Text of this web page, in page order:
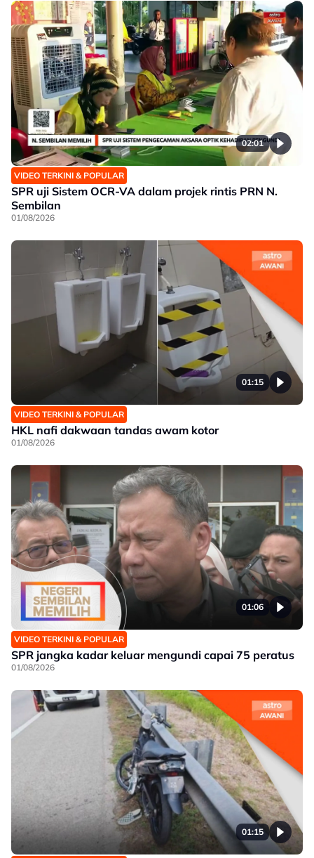
02:01
VIDEO TERKINI & POPULAR
SPR uji Sistem OCR-VA dalam projek rintis PRN N.
Sembilan
01/08/2026
01:15
VIDEO TERKINI & POPULAR
HKL nafi dakwaan tandas awam kotor
01/08/2026
01:06
VIDEO TERKINI & POPULAR
SPR jangka kadar keluar mengundi capai 75 peratus
01/08/2026
01:15